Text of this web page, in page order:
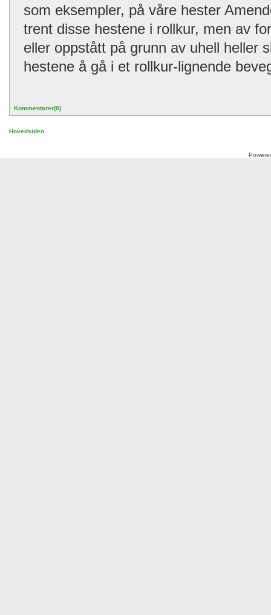
som eksempler, på våre hester
trent disse hestene i rollkur, men av
eller oppstått på grunn av uhell heller
hestene å gå i et rollkur-lignende
Kommentarer(0)
Hovedsiden